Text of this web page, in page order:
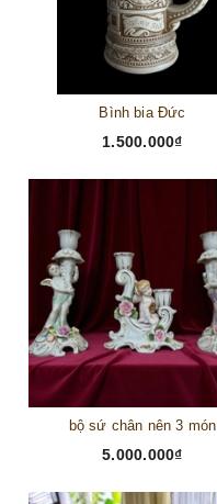
Bình bia Đức
1.500.000₫
bộ sứ chân nên 3 món
5.000.000₫